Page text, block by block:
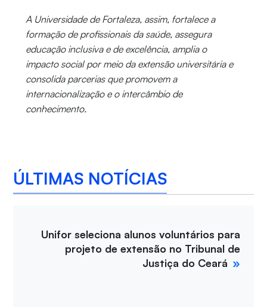
A Universidade de Fortaleza, assim, fortalece a
formação de profissionais da saúde, assegura
educação inclusiva e de excelência, amplia o
impacto social por meio da extensão universitária e
consolida parcerias que promovem a
internacionalização e o intercâmbio de
conhecimento.
ÚLTIMAS NOTÍCIAS
Unifor seleciona alunos voluntários para
projeto de extensão no Tribunal de
Justiça do Ceará